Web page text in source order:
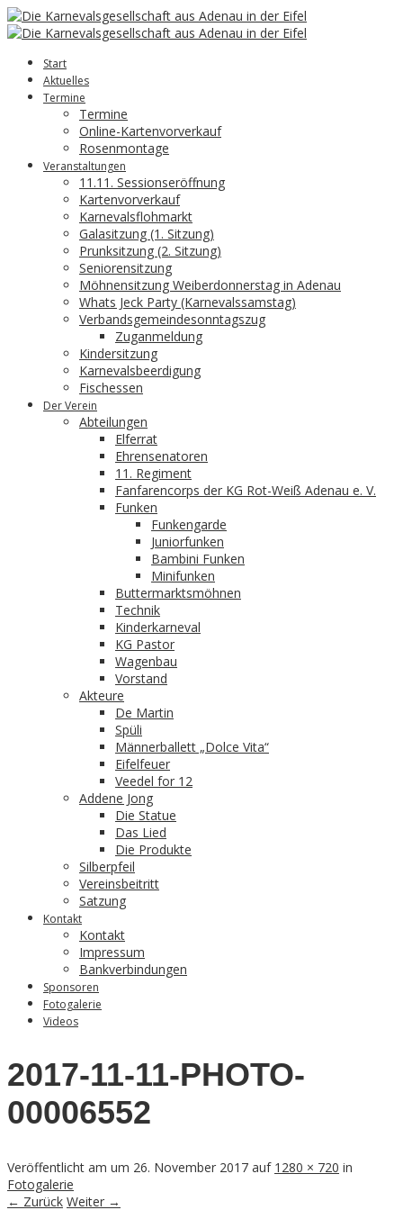
Start
Aktuelles
Termine
Termine
Online-Kartenvorverkauf
Rosenmontage
Veranstaltungen
11.11. Sessionseröffnung
Kartenvorverkauf
Karnevalsflohmarkt
Galasitzung (1. Sitzung)
Prunksitzung (2. Sitzung)
Seniorensitzung
Möhnensitzung Weiberdonnerstag in Adenau
Whats Jeck Party (Karnevalssamstag)
Verbandsgemeindesonntagszug
Zuganmeldung
Kindersitzung
Karnevalsbeerdigung
Fischessen
Der Verein
Abteilungen
Elferrat
Ehrensenatoren
11. Regiment
Fanfarencorps der KG Rot-Weiß Adenau e. V.
Funken
Funkengarde
Juniorfunken
Bambini Funken
Minifunken
Buttermarktsmöhnen
Technik
Kinderkarneval
KG Pastor
Wagenbau
Vorstand
Akteure
De Martin
Spüli
Männerballett „Dolce Vita“
Eifelfeuer
Veedel for 12
Addene Jong
Die Statue
Das Lied
Die Produkte
Silberpfeil
Vereinsbeitritt
Satzung
Kontakt
Kontakt
Impressum
Bankverbindungen
Sponsoren
Fotogalerie
Videos
2017-11-11-PHOTO-
00006552
Veröffentlicht am um 26. November 2017 auf 1280 × 720 in
Fotogalerie
← Zurück Weiter →